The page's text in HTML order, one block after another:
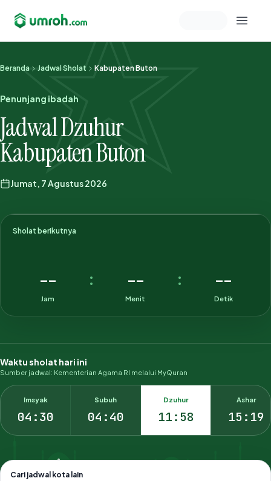
Memeriksa sesi akun
Beranda Jadwal Sholat Kabupaten Buton
Penunjang ibadah
Jadwal Dzuhur
Kabupaten Buton
Jumat, 7 Agustus 2026
Sholat berikutnya
--
Jam
: --
Menit
: --
Detik
Waktu sholat hari ini
Sumber jadwal: Kementerian Agama RI melalui MyQuran
Imsyak
04:30
Subuh
04:40
Dzuhur
11:58
Ashar
15:19
Cari jadwal kota lain